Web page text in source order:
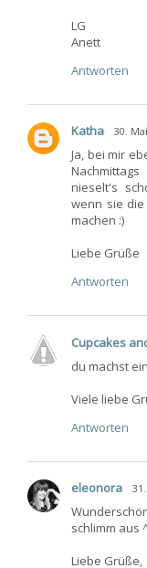
LG
Anett
Antworten
Katha 30.
Ja, bei mir
nieselt's
wenn sie
machen :)
Liebe Grüße
Antworten
Cupcakes
du machst
Viele liebe
Antworten
eleonora
schlimm aus
Liebe Grüße,